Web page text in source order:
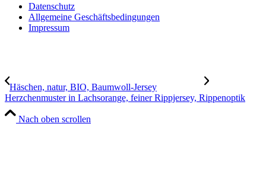
Datenschutz
Allgemeine Geschäftsbedingungen
Impressum
Häschen, natur, BIO, Baumwoll-Jersey
Herzchenmuster in Lachsorange, feiner Rippjersey, Rippenoptik
Nach oben scrollen